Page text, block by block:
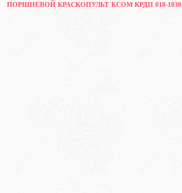
ПОРШНЕВОЙ КРАСКОПУЛЬТ КСОМ КРДП 018-1030